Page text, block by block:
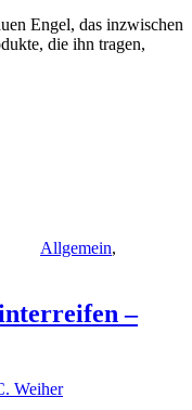
Engel, das inzwischen
die ihn tragen,
Allgemein,
–
Weiher